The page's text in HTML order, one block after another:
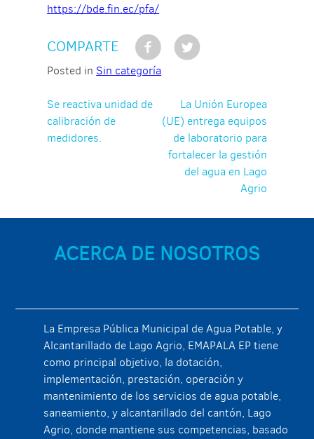
https://bde.fin.ec/pfa/
COMPARTE
Posted in Sin categoría
Navegación
de
Se reactiva unidad de
calibración de
medidores.
La Unión Europea
(UE) entrega equipos
de laboratorio para
fortalecer la gestión
del agua en Lago
Agrio
ACERCA DE NOSOTROS
La Empresa Pública Municipal de Agua Potable, y
Alcantarillado de Lago Agrio, EMAPALA EP tiene
como principal objetivo, la dotación,
implementación, prestación, operación y
mantenimiento de los servicios de agua potable,
saneamiento, y alcantarillado del cantón, Lago
Agrio, donde mantiene sus competencias, basado